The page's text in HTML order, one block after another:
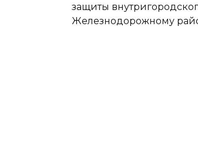
защиты
Железнодорожному